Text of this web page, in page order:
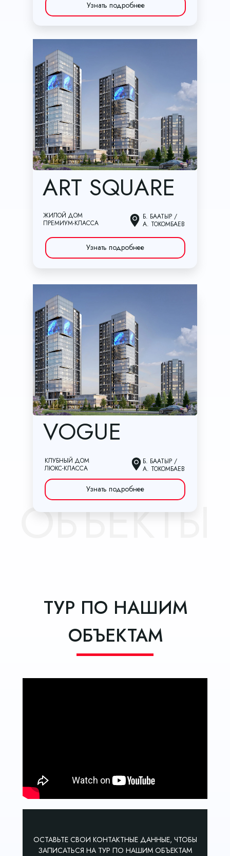
ОБЪЕКТЫ
Б. БААТЫР /
А. ТОКОМБАЕВ
Узнать подробнее
ART SQUARE
ЖИЛОЙ ДОМ
ПРЕМИУМ-КЛАССА
Узнать подробнее
VOGUE
КЛУБНЫЙ ДОМ
ЛЮКС-КЛАССА
Б. БААТЫР /
А. ТОКОМБАЕВ
Узнать подробнее
ТУР ПО НАШИМ
ОБЪЕКТАМ
ОСТАВЬТЕ СВОИ КОНТАКТНЫЕ ДАННЫЕ, ЧТОБЫ
ЗАПИСАТЬСЯ НА ТУР ПО НАШИМ ОБЪЕКТАМ